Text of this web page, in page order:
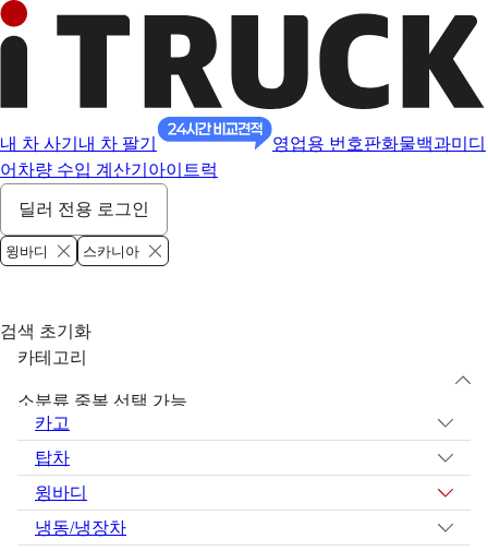
내 차 사기 내 차 팔기 영업용 번호판화물백과미디
어 차량 수입 계산기 아이트럭
딜러 전용 로그인
윙바디 스카니아
검색 초기화
카테고리
소분류 중복 선택 가능
카고
탑차
윙바디
냉동/냉장차